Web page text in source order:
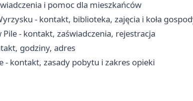
i pomoc dla mieszkańców
- kontakt, biblioteka, zajęcia i koła
- kontakt, zaświadczenia, rejestracja
godziny, adres
- kontakt, zasady pobytu i zakres opieki